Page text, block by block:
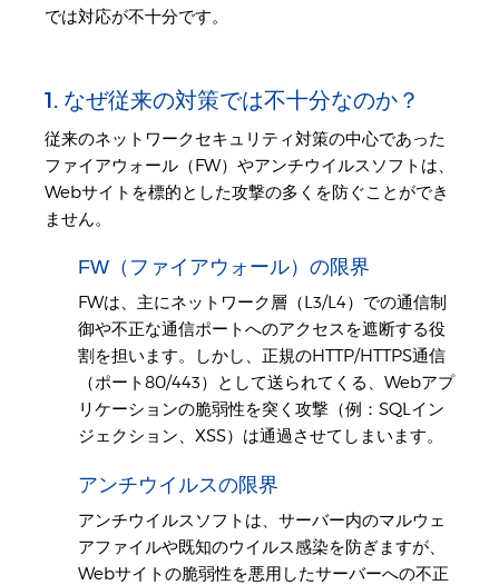
では対応が不十分です。
1. なぜ従来の対策では不十分なのか？
従来のネットワークセキュリティ対策の中心であった
ファイアウォール（FW）やアンチウイルスソフトは、
Webサイトを標的とした攻撃の多くを防ぐことができ
ません。
FW（ファイアウォール）の限界
FWは、主にネットワーク層（L3/L4）での通信制
御や不正な通信ポートへのアクセスを遮断する役
割を担います。しかし、正規のHTTP/HTTPS通信
（ポート80/443）として送られてくる、Webアプ
リケーションの脆弱性を突く攻撃（例：SQLイン
ジェクション、XSS）は通過させてしまいます。
アンチウイルスの限界
アンチウイルスソフトは、サーバー内のマルウェ
アファイルや既知のウイルス感染を防ぎますが、
Webサイトの脆弱性を悪用したサーバーへの不正